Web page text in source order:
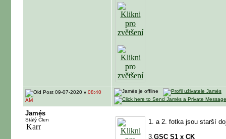
09-07-2020 v 08:40
AM
Jamés
Stálý Člen
1. a 2. fotka jsou starší
3.GSC S1 x CK